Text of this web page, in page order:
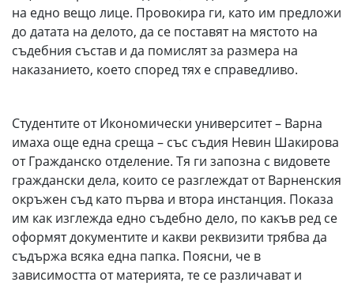
на едно вещо лице. Провокира ги, като им предложи
до датата на делото, да се поставят на мястото на
съдебния състав и да помислят за размера на
наказанието, което според тях е справедливо.
Студентите от Икономически университет – Варна
имаха още една среща – със съдия Невин Шакирова
от Гражданско отделение. Тя ги запозна с видовете
граждански дела, които се разглеждат от Варненския
окръжен съд като първа и втора инстанция. Показа
им как изглежда едно съдебно дело, по какъв ред се
оформят документите и какви реквизити трябва да
съдържа всяка една папка. Поясни, че в
зависимостта от материята, те се различават и